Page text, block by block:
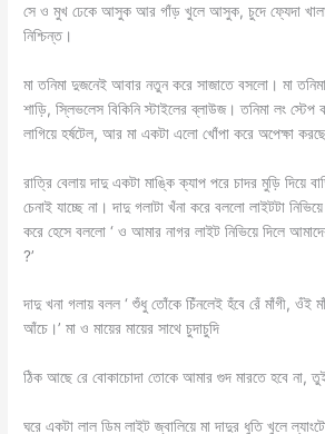
সে ও মুখ ঢেকে আসুক আর গাঁড় খুলে আসুক, চুদে ফ্যেদা
নিশ্চিন্ত।
মা তনিমা দুজনেই আবার নতুন করে সাজাতে বসলো। মা
শাড়ি, স্লিভলেস বিকিনি স্টাইলের ব্লাউজ। তনিমা লং
লাগিয়ে হর্ষটেল, আর মা একটা এলো খোঁপা করে অপেক্ষা
রাত্রি বেলায় দাদু একটা মাঙ্কি ক্যাপ পরে চাদর মুড়ি দিয়ে
চেনাই যাচ্ছে না। দাদু গলাটা খঁনা করে বললো লাইটটা
করে হেসে বললো ‘ ও আমার নাগর লাইট নিভিয়ে দিলে
?’
দাদু খনা গলায় বলল ‘ শুঁধু তোঁকে চিঁনলেই হঁবে রেঁ মাঁগী, ওঁই
আঁচে।’ মা ও মায়ের মায়ের সাথে চুদাচুদি
ঠিক আছে রে বোকাচোদা তোকে আমার গুদ মারতে হবে না,
ঘরে একটা লাল ডিম লাইট জ্বালিয়ে মা দাদুর ধুতি খুলে